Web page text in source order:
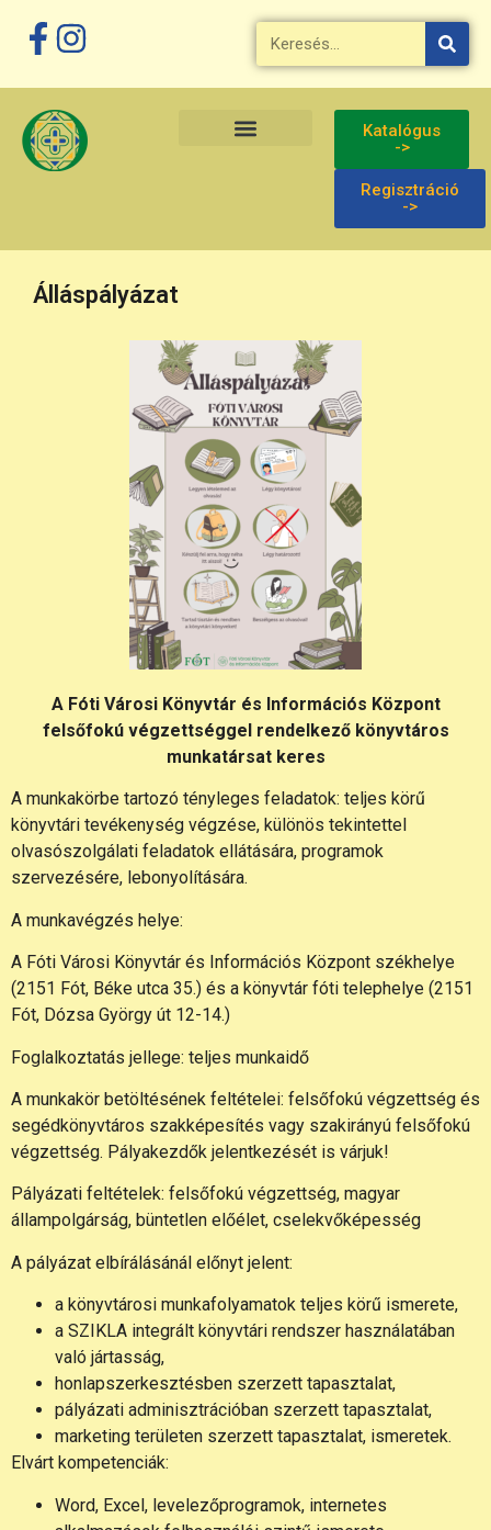
Katalógus
->
Regisztráció
->
Álláspályázat
A Fóti Városi Könyvtár és Információs Központ
felsőfokú végzettséggel rendelkező könyvtáros
munkatársat keres
A munkakörbe tartozó tényleges feladatok: teljes körű
könyvtári tevékenység végzése, különös tekintettel
olvasószolgálati feladatok ellátására, programok
szervezésére, lebonyolítására.
A munkavégzés helye:
A Fóti Városi Könyvtár és Információs Központ székhelye
(2151 Fót, Béke utca 35.) és a könyvtár fóti telephelye (2151
Fót, Dózsa György út 12-14.)
Foglalkoztatás jellege: teljes munkaidő
A munkakör betöltésének feltételei: felsőfokú végzettség és
segédkönyvtáros szakképesítés vagy szakirányú felsőfokú
végzettség. Pályakezdők jelentkezését is várjuk!
Pályázati feltételek: felsőfokú végzettség, magyar
állampolgárság, büntetlen előélet, cselekvőképesség
A pályázat elbírálásánál előnyt jelent:
a könyvtárosi munkafolyamatok teljes körű ismerete,
a SZIKLA integrált könyvtári rendszer használatában
való jártasság,
honlapszerkesztésben szerzett tapasztalat,
pályázati adminisztrációban szerzett tapasztalat,
marketing területen szerzett tapasztalat, ismeretek.
Elvárt kompetenciák:
Word, Excel, levelezőprogramok, internetes